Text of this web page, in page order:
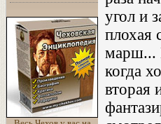
угол и
плохая
марш...
когда
вторая